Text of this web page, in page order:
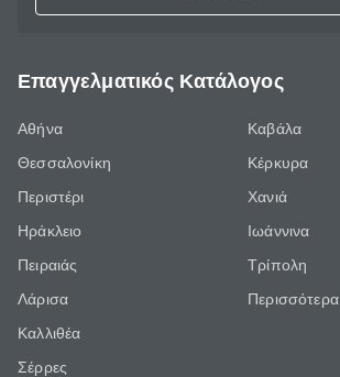
Επαγγελματικός Κατάλογος
Αθήνα
Θεσσαλονίκη
Περιστέρι
Ηράκλειο
Πειραιάς
Λάρισα
Καλλιθέα
Σέρρες
Καβάλα
Κέρκυρα
Χανιά
Ιωάννινα
Τρίπολη
Περισσότερα